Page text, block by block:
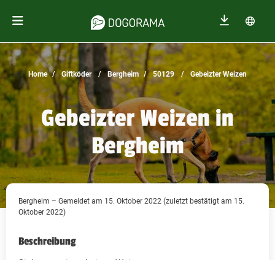
Home Giftköder Bergheim 50129 Gebeizter Weizen
Gebeizter Weizen in
Bergheim
Bergheim – Gemeldet am 15. Oktober 2022 (zuletzt bestätigt am 15.
Oktober 2022)
Beschreibung